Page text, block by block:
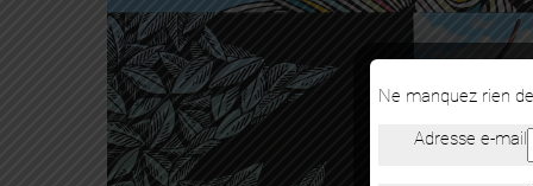
Ne manquez rien
Adresse e-mail